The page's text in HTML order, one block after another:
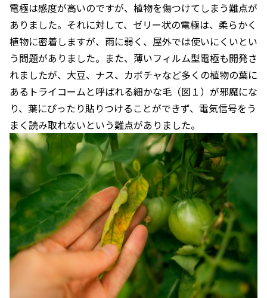
電極は感度が高いのですが、植物を傷つけてしまう難点が
ありました。それに対して、ゼリー状の電極は、柔らかく
植物に密着しますが、雨に弱く、屋外では使いにくいとい
う問題がありました。また、薄いフィルム型電極も開発さ
れましたが、大豆、ナス、カボチャなど多くの植物の葉に
あるトライコームと呼ばれる細かな毛（図１）が邪魔にな
り、葉にぴったり貼りつけることができず、電気信号をう
まく読み取れないという難点がありました。